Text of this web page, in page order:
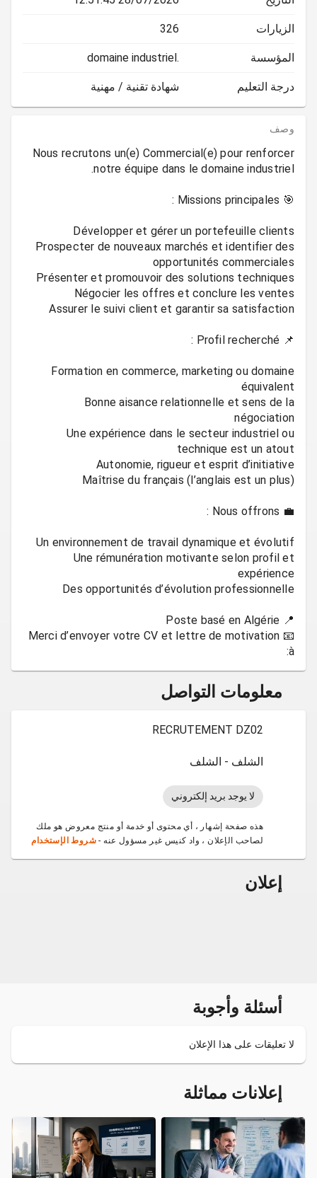
الزيارات 326
المؤسسة domaine industriel.
درجة التعليم شهادة تقنية / مهنية
وصف
Nous recrutons un(e) Commercial(e) pour renforcer
Prospecter de nouveaux marchés et identifier des
Assurer le suivi client et garantir sa satisfaction
Formation en commerce, marketing ou domaine
Bonne aisance relationnelle et sens de la
négociation
Une expérience dans le secteur industriel ou
Une rémunération motivante selon profil et
📧 Merci d’envoyer votre CV et lettre de motivation
à:
معلومات التواصل
RECRUTEMENT DZ02
الشلف - الشلف
لا يوجد بريد إلكتروني
هذه صفحة إشهار ، أي محتوى أو خدمة أو منتج معروض هو ملك
لصاحب الإعلان ، واد كنيس غير مسؤول عنه - شروط الإستخدام
إعلان
أسئلة وأجوبة
لا تعليقات على هذا الإعلان
إعلانات مماثلة